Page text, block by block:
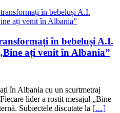
în bebeluși A.I.
ați venit în Albania”
în Albania cu un scurtmetraj
lider a rostit mesajul „Bine
Subiectele discutate la […]